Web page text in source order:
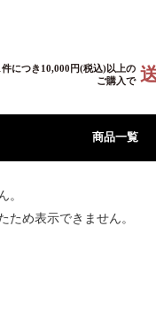
件につき10,000円(税込)以上の
ご購入で
商品一覧
。
ため表示できません。